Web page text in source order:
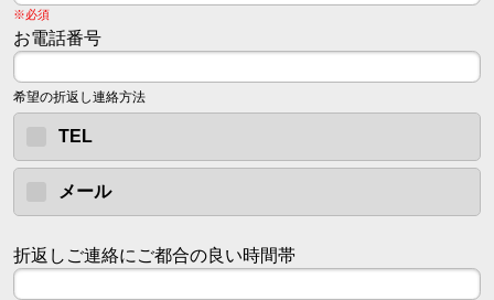
※必須
お電話番号
希望の折返し連絡方法
TEL
メール
折返しご連絡にご都合の良い時間帯